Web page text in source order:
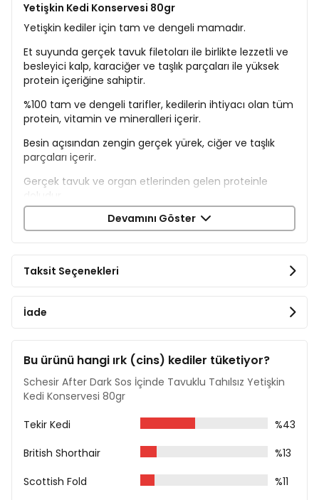
Yetişkin Kedi Konservesi 80gr
Yetişkin kediler için tam ve dengeli mamadır.
Et suyunda gerçek tavuk filetoları ile birlikte lezzetli ve
besleyici kalp, karaciğer ve taşlık parçaları ile yüksek
protein içeriğine sahiptir.
%100 tam ve dengeli tarifler, kedilerin ihtiyacı olan tüm
protein, vitamin ve mineralleri içerir.
Besin açısından zengin gerçek yürek, ciğer ve taşlık
parçaları içerir.
Gerçek tavuk ve organ etlerinden gelen proteinle
doludur.
Et suyunda lezzetli filetolar halindedir.
Minimum işleme tabi tutulmuş, yüksek besin değerine
sahip, yüksek kaliteli bileşenler içerir.
Tavuk %66 (taşlık %5, karaciğer %5, kalp %5)
Tavuk Pişirme Suyu %29
Rafine Ayçiçek Yağı
Mineraller
Analiz Raporu
Protein %12
Ham Yağ %2
Devamını Göster
Taksit Seçenekleri
İade
Bu ürünü hangi ırk (cins) kediler tüketiyor?
Schesir After Dark Sos İçinde Tavuklu Tahılsız Yetişkin
Kedi Konservesi 80gr
Tekir Kedi
%43
British Shorthair
%13
Scottish Fold
%11